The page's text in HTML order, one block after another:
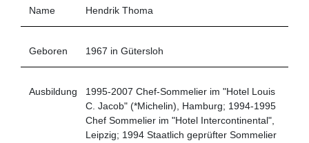
Name Hendrik Thoma
Geboren 1967 in Gütersloh
Ausbildung
1995-2007 Chef-Sommelier im "Hotel Louis
C. Jacob" (*Michelin), Hamburg; 1994-1995
Chef Sommelier im "Hotel Intercontinental",
Leipzig; 1994 Staatlich geprüfter Sommelier